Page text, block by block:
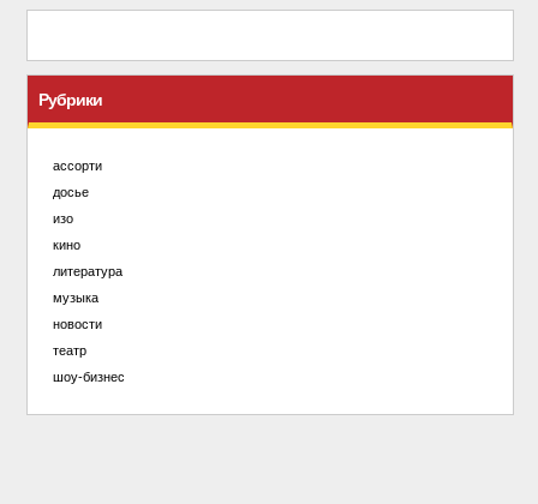
Рубрики
ассорти
досье
изо
кино
литература
музыка
новости
театр
шоу-бизнес